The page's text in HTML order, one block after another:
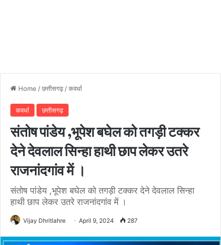
Home /छत्तीसगढ़ /कवर्धा
कवर्धा छत्तीसगढ़
संतोष पांडेय ,भूपेश बघेल को तगड़ी टक्कर
देने देवलाल सिन्हा हाथी छाप लेकर उतरे
राजनांदगांव में ।
संतोष पांडेय ,भूपेश बघेल को तगड़ी टक्कर देने देवलाल सिन्हा
हाथी छाप लेकर उतरे राजनांदगांव में ।
Vijay Dhritlahre April 9, 2024 287